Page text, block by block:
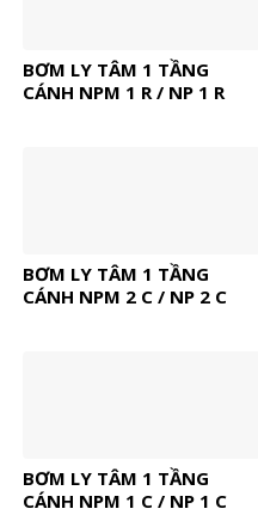
BƠM LY TÂM 1 TẦNG
CÁNH NPM 1 R / NP 1 R
BƠM LY TÂM 1 TẦNG
CÁNH NPM 2 C / NP 2 C
BƠM LY TÂM 1 TẦNG
CÁNH NPM 1 C / NP 1 C